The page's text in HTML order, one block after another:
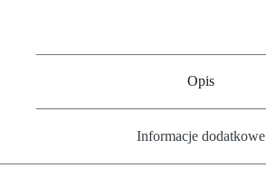
Opis
Informacje dodatkowe